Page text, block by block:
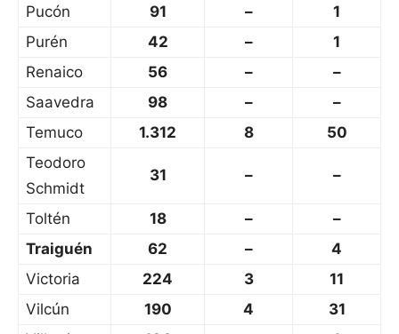
Pucón
91 –
1
Purén
42 –
1
Renaico
56 –
–
Saavedra
98 –
–
Temuco
1.312 8
50
Teodoro
Schmidt
31 – –
Toltén 18 –
–
Traiguén
62 –
4
Victoria
224 3
11
Vilcún
190 4
31